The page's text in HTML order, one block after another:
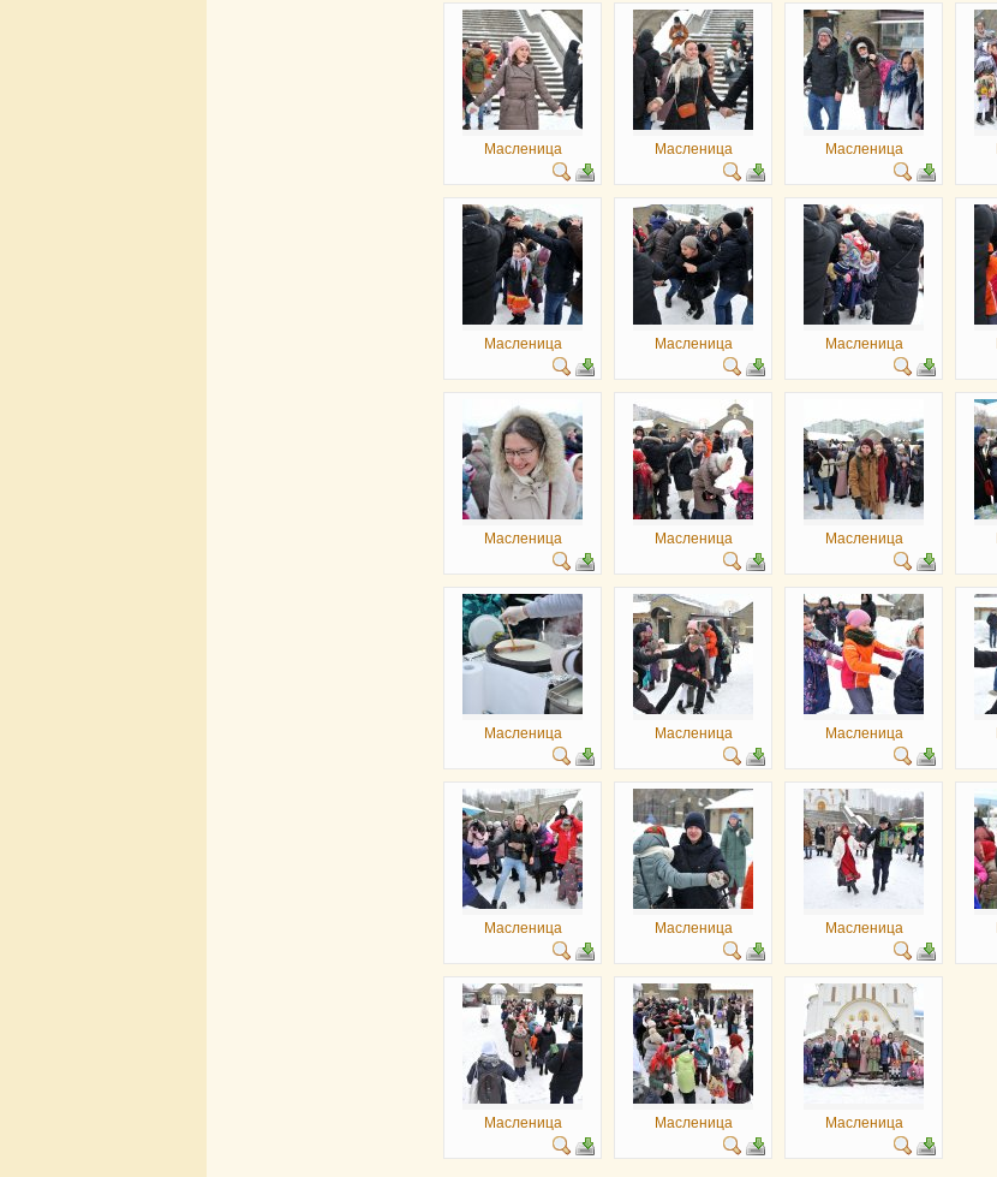
Масленица Масленица Масленица
Масленица Масленица Масленица
Масленица Масленица Масленица
Масленица Масленица Масленица
Масленица Масленица Масленица
Масленица Масленица Масленица